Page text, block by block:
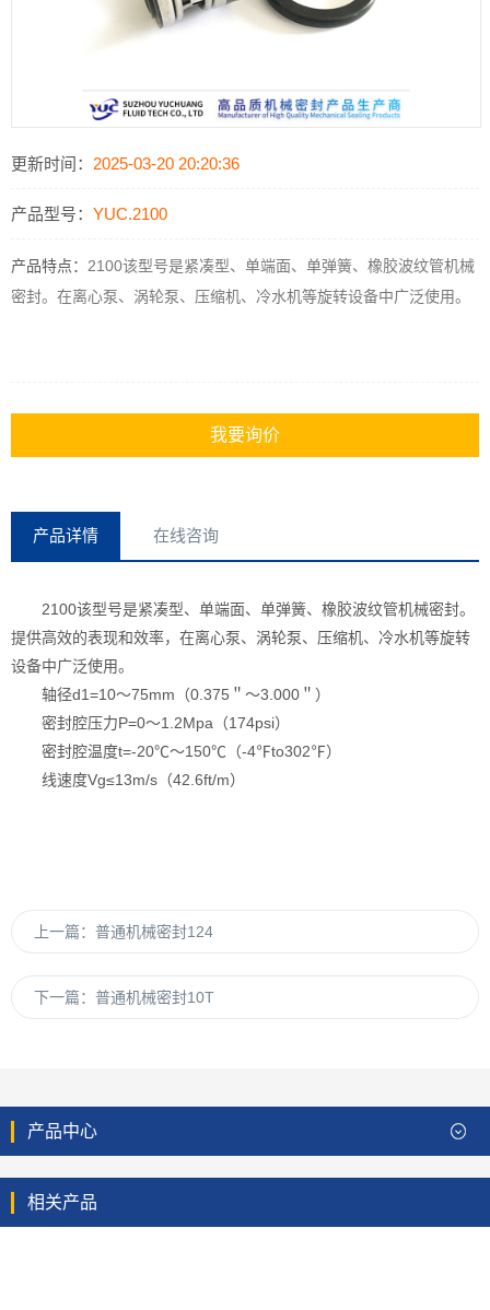
更新时间： 2025-03-20 20:20:36
产品型号： YUC.2100
产品特点： 2100该型号是紧凑型、单端面、单弹簧、橡胶波纹管机械
密封。在离心泵、涡轮泵、压缩机、冷水机等旋转设备中广泛使用。
我要询价
产品详情 在线咨询
2100该型号是紧凑型、单端面、单弹簧、橡胶波纹管机械密封。
提供高效的表现和效率，在离心泵、涡轮泵、压缩机、冷水机等旋转
设备中广泛使用。
轴径d1=10～75mm（0.375＂～3.000＂）
密封腔压力P=0～1.2Mpa（174psi）
密封腔温度t=-20℃～150℃（-4℉to302℉）
线速度Vg≤13m/s（42.6ft/m）
上一篇： 普通机械密封124
下一篇： 普通机械密封10T
产品中心
相关产品